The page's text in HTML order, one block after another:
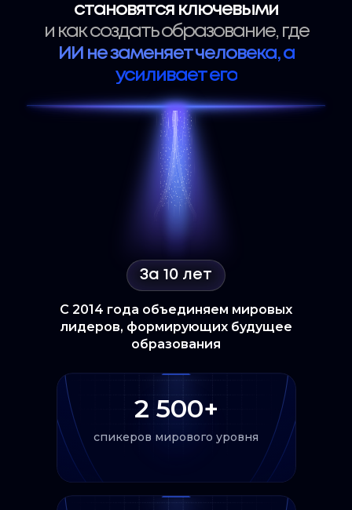
становятся ключевыми
и как создать образование, где
ИИ не заменяет человека, а
усиливает его
За 10 лет
С 2014 года объединяем мировых
лидеров, формирующих будущее
образования
2 500+
спикеров мирового уровня